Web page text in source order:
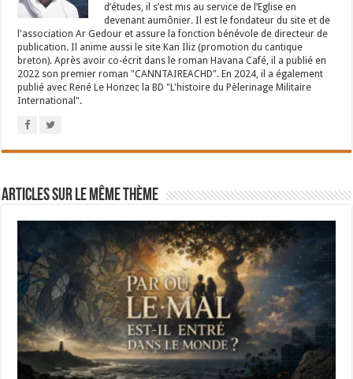
d’études, il s’est mis au service de l’Eglise en
devenant aumônier. Il est le fondateur du site et de
l'association Ar Gedour et assure la fonction bénévole de directeur de
publication. Il anime aussi le site Kan Iliz (promotion du cantique
breton). Après avoir co-écrit dans le roman Havana Café, il a publié en
2022 son premier roman "CANNTAIREACHD". En 2024, il a également
publié avec René Le Honzec la BD "L'histoire du Pèlerinage Militaire
International".
Articles sur le même thème